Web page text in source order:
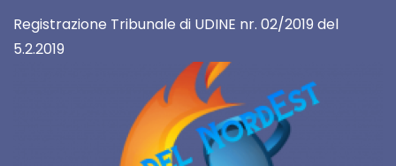
Registrazione Tribunale di UDINE nr. 02/2019 del
5.2.2019